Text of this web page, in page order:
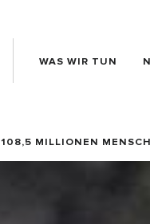
(DE)
WAS WIR TUN
108,5 MILLIONEN